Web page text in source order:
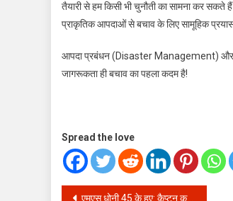
तैयारी से हम किसी भी चुनौती का सामना कर
प्राकृतिक आपदाओं से बचाव के लिए सामूहिक
आपदा प्रबंधन (Disaster Management) और
जागरूकता ही बचाव का पहला कदम है!
Spread the love
एमएस धोनी 45 के हुए: कैप्टन कूल के असाधारण करियर पर एक नज़र!